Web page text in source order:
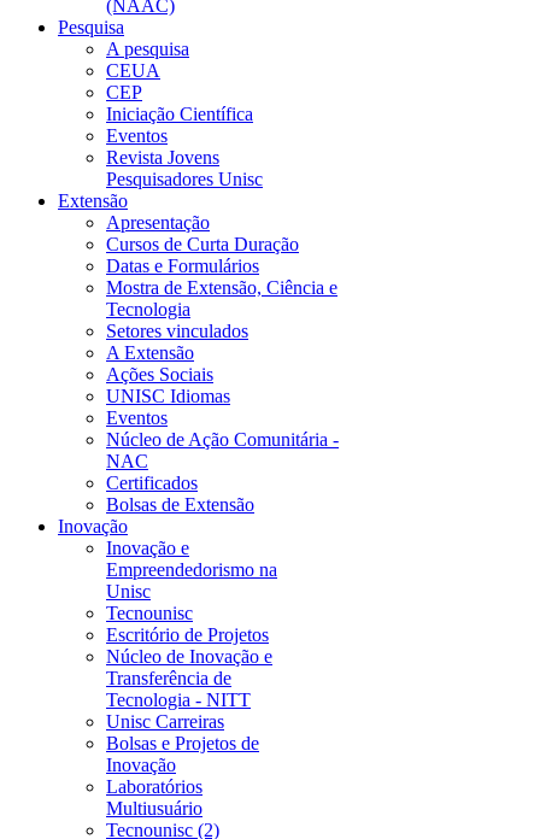
(NAAC)
Pesquisa
A pesquisa
CEUA
CEP
Iniciação Científica
Eventos
Revista Jovens
Pesquisadores Unisc
Extensão
Apresentação
Cursos de Curta Duração
Datas e Formulários
Mostra de Extensão, Ciência e
Tecnologia
Setores vinculados
A Extensão
Ações Sociais
UNISC Idiomas
Eventos
Núcleo de Ação Comunitária -
NAC
Certificados
Bolsas de Extensão
Inovação
Inovação e
Empreendedorismo na
Unisc
Tecnounisc
Escritório de Projetos
Núcleo de Inovação e
Transferência de
Tecnologia - NITT
Unisc Carreiras
Bolsas e Projetos de
Inovação
Laboratórios
Multiusuário
Tecnounisc (2)